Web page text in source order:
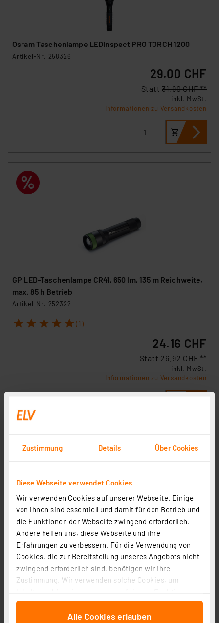
Zustimmung Details Über Cookies
Diese Webseite verwendet Cookies
Wir verwenden Cookies auf unserer Webseite. Einige
von ihnen sind essentiell und damit für den Betrieb und
die Funktionen der Webseite zwingend erforderlich.
Andere helfen uns, diese Webseite und ihre
Erfahrungen zu verbessern. Für die Verwendung von
Cookies, die zur Bereitstellung unseres Angebots nicht
zwingend erforderlich sind, benötigen wir Ihre
Zustimmung. Wir verwenden solche Cookies, um
für soziale Medien anbieten zu können und die Zugriffe
auf unsere Website zu analysieren. Außerdem geben
Alle Cookies erlauben
Osram Taschenlampe LEDinspect PRO TORCH 1200
Artikel-Nr. 258326
29.00 CHF
Statt31.90 CHF **
inkl. MwSt.
Informationen zu Versandkosten
GP LED-Taschenlampe CR41, 650 lm, 135 m Reichweite,
max. 85 h Betrieb
Artikel-Nr. 252322
1 2 3 4 5 (1)
24.16 CHF
Statt26.92 CHF **
inkl. MwSt.
Informationen zu Versandkosten
GP LED-Taschenlampe CR42, 1000 lm, 170 m
Reichweite, max. 40 h Betrieb
Artikel-Nr. 252323
2 3 4 5
36.66 CHF
Informationen zu Versandkosten